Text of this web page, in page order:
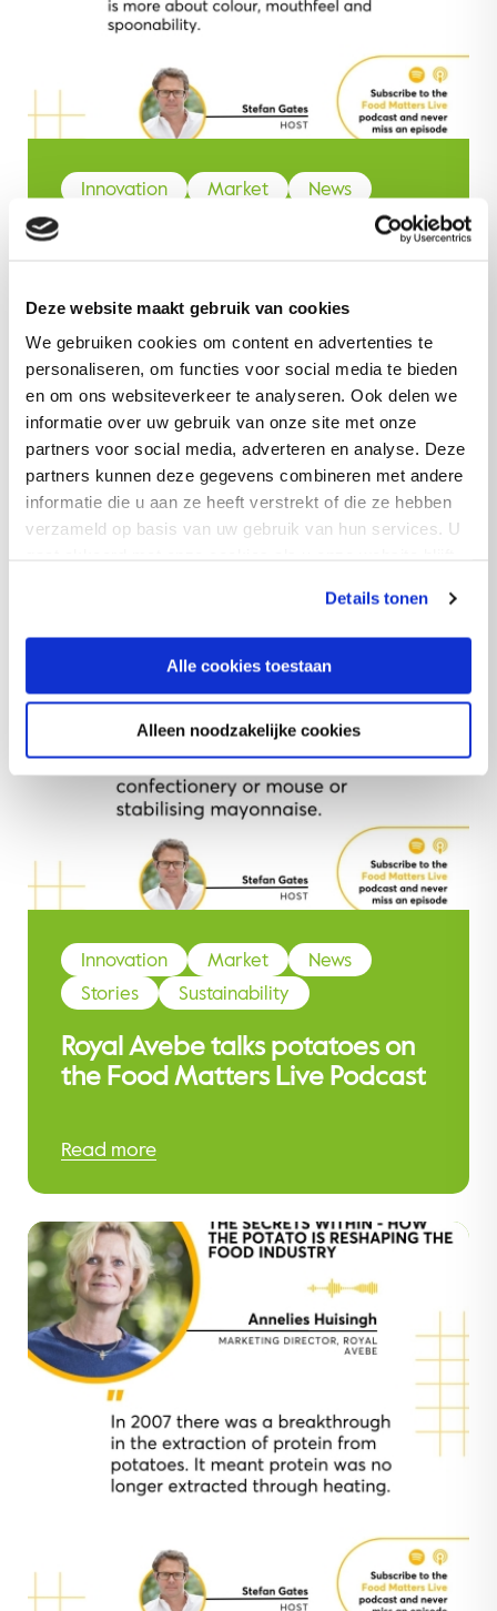
Deze website maakt gebruik van cookies
We gebruiken cookies om content en advertenties te
personaliseren, om functies voor social media te bieden
en om ons websiteverkeer te analyseren. Ook delen we
informatie over uw gebruik van onze site met onze
partners voor social media, adverteren en analyse. Deze
partners kunnen deze gegevens combineren met andere
informatie die u aan ze heeft verstrekt of die ze hebben
verzameld op basis van uw gebruik van hun services. U
Details tonen
Alle cookies toestaan
Alleen noodzakelijke cookies
Innovation Market
News
overcome the difficulties of
creating plant-based cheese &
dairy?
Innovation Market
News
Stories
Sustainability
Royal Avebe talks potatoes on
the Food Matters Live Podcast
Read more